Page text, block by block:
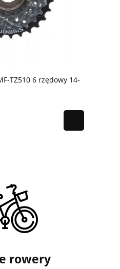
TZ510 6 rzędowy 14-
rowery